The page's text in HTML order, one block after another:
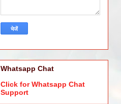
Whatsapp Chat
Click for Whatsapp Chat
Support